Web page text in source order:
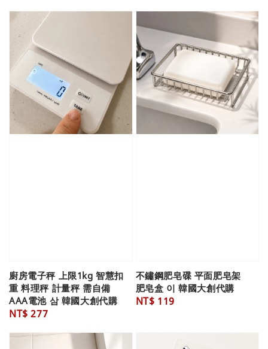
廚房電子秤 上限1kg 智慧扣
重 料理秤 計量秤 需自備
AAA電池 삼 韓國大創代購
Regular
NT$ 277
不鏽鋼肥皂碟 平面肥皂架
肥皂盒 이 韓國大創代購
Regular
NT$ 119